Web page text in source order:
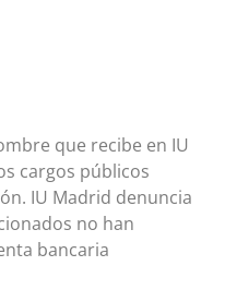
que recibe en IU
cargos públicos
IU Madrid denuncia
no han
bancaria